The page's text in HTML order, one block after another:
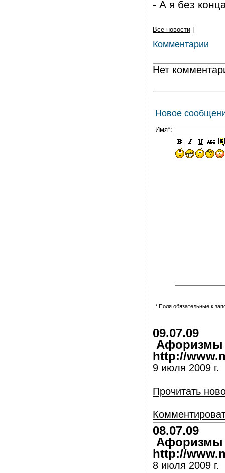
- А я без
Все новости
Комментарии
Нет
Новое
Имя*:
* Поля обязательные к
09.07.09
Афоризмы
http://
9 июля 2009 г.
Прочитать
08.07.09
Афоризмы
http://
8 июля 2009 г.